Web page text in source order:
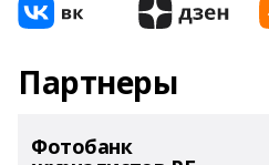
Партнеры
Фотобанк